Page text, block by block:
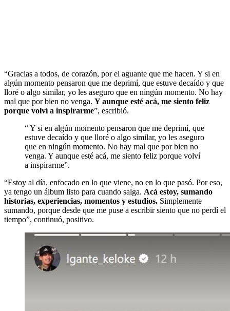
“Gracias a todos, de corazón, por el aguante que me hacen. Y si en
algún momento pensaron que me deprimí, que estuve decaído y que
lloré o algo similar, yo les aseguro que en ningún momento. No hay
mal que por bien no venga. Y aunque esté acá, me siento feliz
porque volví a inspirarme”, escribió.
“ Y si en algún momento pensaron que me deprimí, que
estuve decaído y que lloré o algo similar, yo les aseguro
que en ningún momento. No hay mal que por bien no
venga. Y aunque esté acá, me siento feliz porque volví
a inspirarme”.
“Estoy al día, enfocado en lo que viene, no en lo que pasó. Por eso,
ya tengo un álbum listo para cuando salga. Acá estoy, sumando
historias, experiencias, momentos y estudios. Simplemente
sumando, porque desde que me puse a escribir siento que no perdí el
tiempo”, continuó, positivo.